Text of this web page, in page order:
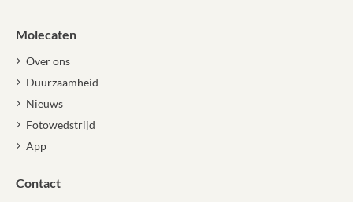
Molecaten
Over ons
Duurzaamheid
Nieuws
Fotowedstrijd
App
Contact